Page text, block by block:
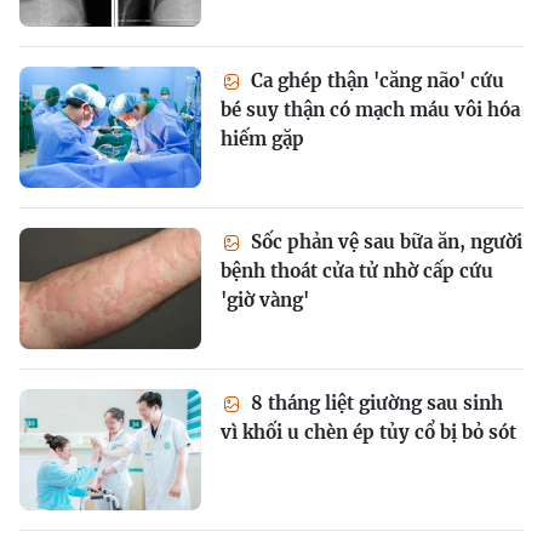
Ca ghép thận 'căng não' cứu
bé suy thận có mạch máu vôi hóa
hiếm gặp
Sốc phản vệ sau bữa ăn, người
bệnh thoát cửa tử nhờ cấp cứu
'giờ vàng'
8 tháng liệt giường sau sinh
vì khối u chèn ép tủy cổ bị bỏ sót